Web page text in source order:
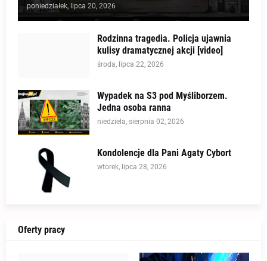
poniedziałek, lipca 20, 2026
Rodzinna tragedia. Policja ujawnia
kulisy dramatycznej akcji [video]
środa, lipca 22, 2026
Wypadek na S3 pod Myśliborzem.
Jedna osoba ranna
niedziela, sierpnia 02, 2026
Kondolencje dla Pani Agaty Cybort
wtorek, lipca 28, 2026
Oferty pracy